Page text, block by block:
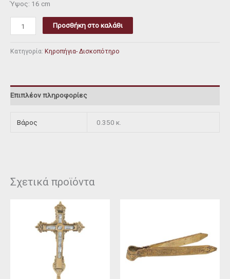
Ύψος: 16 cm
Προσθήκη στο καλάθι
Κατηγορία: Κηροπήγια- Δισκοπότηρο
Επιπλέον πληροφορίες
Βάρος 0.350 κ.
Σχετικά προϊόντα